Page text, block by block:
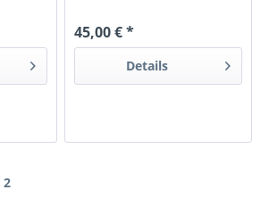
45,00 € *
Details
2